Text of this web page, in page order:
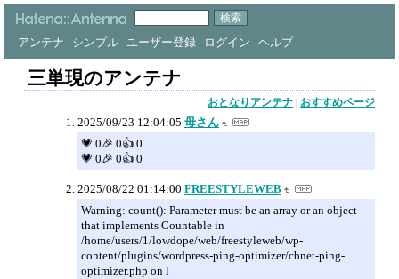
アンテナ シンプル ユーザー登録 ログイン ヘルプ
三単現のアンテナ
おとなりアンテナ | おすすめページ
2025/09/23 12:04:05 母さん
💗 0🎉 0👍 0
💗 0🎉 0👍 0
2025/08/22 01:14:00 FREESTYLEWEB
Warning: count(): Parameter must be an array or an object
that implements Countable in
/home/users/1/lowdope/web/freestyleweb/wp-
content/plugins/wordpress-ping-optimizer/cbnet-ping-
optimizer.php on l